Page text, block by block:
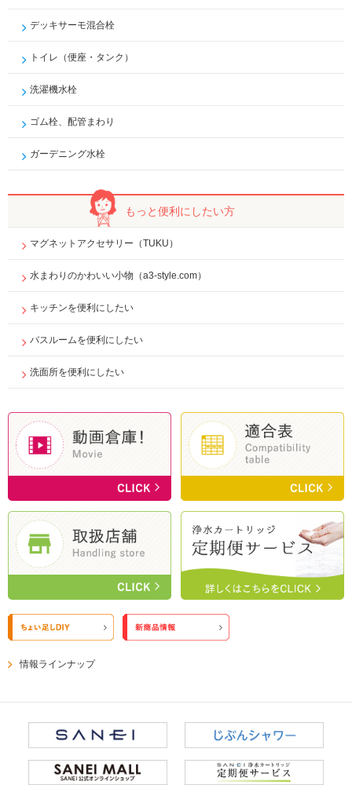
デッキサーモ混合栓
トイレ（便座・タンク）
洗濯機水栓
ゴム栓、配管まわり
ガーデニング水栓
もっと便利に したい方
マグネットアクセサリー（TUKU）
水まわりのかわいい小物（a3-style.com）
キッチンを便利にしたい
バスルームを便利にしたい
洗面所を便利にしたい
情報ラインナップ